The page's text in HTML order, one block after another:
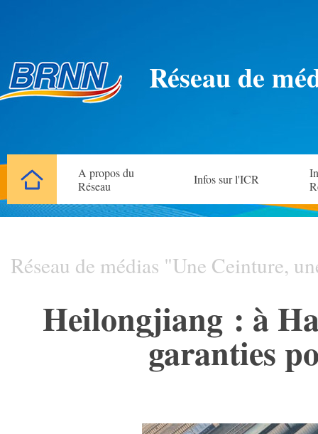
Réseau de
A propos du
Réseau
Infos sur l'ICR
Réseau de médias "Une Ceinture,
Heilongjiang : à
garanties